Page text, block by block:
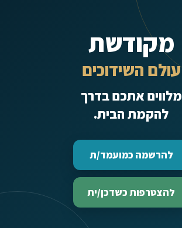
מקודשת
עולם השידוכים
מלווים אתכם בדרך
להקמת הבית.
להרשמה כמועמד/ת
להצטרפות כשדכן/ית